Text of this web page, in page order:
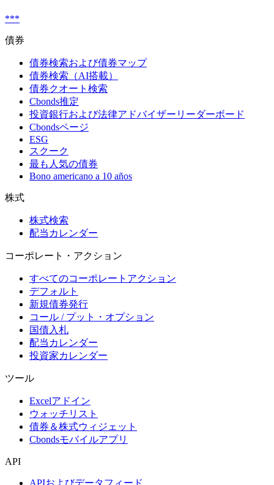
***
債券
債券検索および債券マップ
債券検索（AI搭載）
債券クオート検索
Cbonds推定
投資銀行および法律アドバイザーリーダーボード
Cbondsページ
ESG
スクーク
最も人気の債券
Bono americano a 10 años
株式
株式検索
配当カレンダー
コーポレート・アクション
すべてのコーポレートアクション
デフォルト
新規債券発行
コール / プット・オプション
国債入札
配当カレンダー
投資家カレンダー
ツール
Excelアドイン
ウォッチリスト
債券＆株式ウィジェット
Cbondsモバイルアプリ
API
APIおよびデータフィード